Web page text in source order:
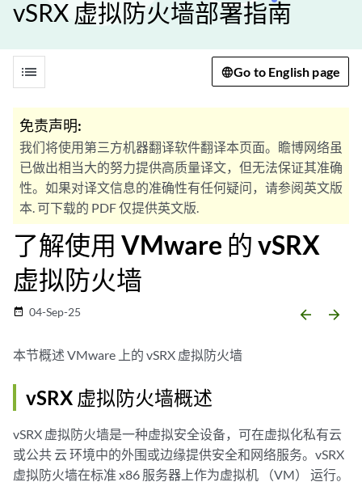
vSRX 虚拟防火墙部署指南
list Go to English page
免责声明:
我们将使用第三方机器翻译软件翻译本页面。瞻博网络虽
已做出相当大的努力提供高质量译文，但无法保证其准确
性。如果对译文信息的准确性有任何疑问，请参阅英文版
本. 可下载的 PDF 仅提供英文版.
了解使用 VMware 的 vSRX
虚拟防火墙
date_range 04-Sep-25 arrow_backward arrow_forward
本节概述 VMware 上的 vSRX 虚拟防火墙
vSRX 虚拟防火墙概述
vSRX 虚拟防火墙是一种虚拟安全设备，可在虚拟化私有云
或公共 云 环境中的外围或边缘提供安全和网络服务。vSRX
虚拟防火墙在标准 x86 服务器上作为虚拟机 （VM）
运行。